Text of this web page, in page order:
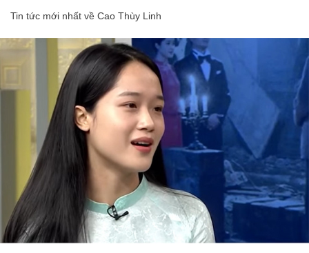
Tin tức mới nhất về Cao Thùy Linh